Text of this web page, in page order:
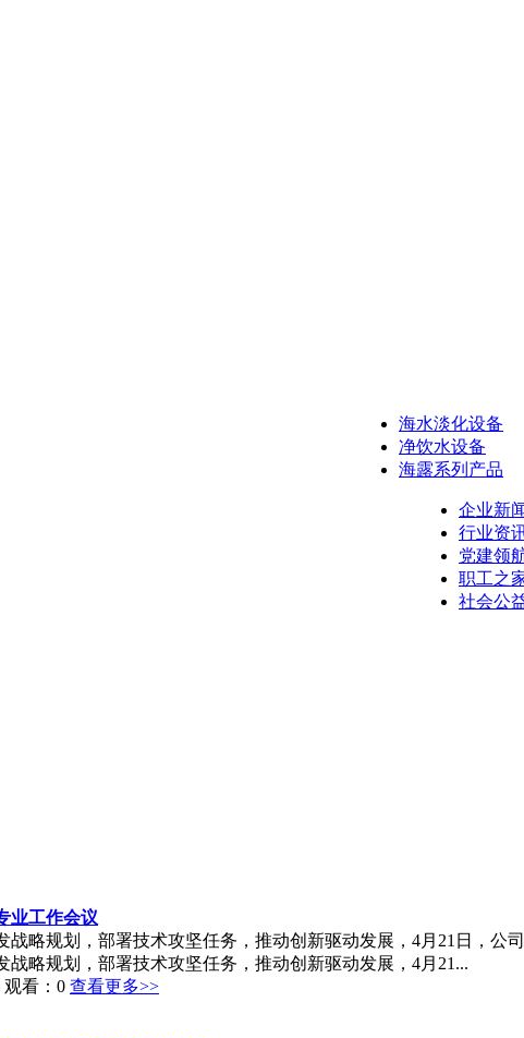
海水淡化设备
净饮水设备
海露系列产品
企业新
行业资
党建领
职工之
社会公
业工作会议
战略规划，部署技术攻坚任务，推动创新驱动发展，4月21日，
战略规划，部署技术攻坚任务，推动创新驱动发展，4月21...
观看：0 查看更多>>